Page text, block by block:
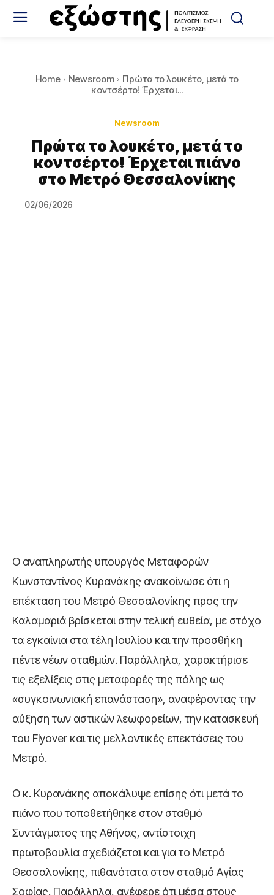
Home Newsroom
Πρώτα το λουκέτο, μετά το
κοντσέρτο! Έρχεται...
Newsroom
Πρώτα το λουκέτο, μετά το
κοντσέρτο! Έρχεται πιάνο
στο Μετρό Θεσσαλονίκης
02/06/2026
Ο αναπληρωτής υπουργός Μεταφορών
Κωνσταντίνος Κυρανάκης ανακοίνωσε ότι η
επέκταση του Μετρό Θεσσαλονίκης προς την
Καλαμαριά βρίσκεται στην τελική ευθεία, με στόχο
τα εγκαίνια στα τέλη Ιουλίου και την προσθήκη
πέντε νέων σταθμών. Παράλληλα, χαρακτήρισε
τις εξελίξεις στις μεταφορές της πόλης ως
«συγκοινωνιακή επανάσταση», αναφέροντας την
αύξηση των αστικών λεωφορείων, την κατασκευή
του Flyover και τις μελλοντικές επεκτάσεις του
Μετρό.
Ο κ. Κυρανάκης αποκάλυψε επίσης ότι μετά το
πιάνο που τοποθετήθηκε στον σταθμό
Συντάγματος της Αθήνας, αντίστοιχη
πρωτοβουλία σχεδιάζεται και για το Μετρό
Θεσσαλονίκης, πιθανότατα στον σταθμό Αγίας
Σοφίας. Παράλληλα, ανέφερε ότι μέσα στους